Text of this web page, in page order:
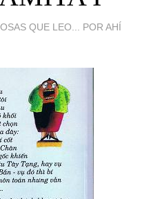
QUE LEO... POR AHÍ